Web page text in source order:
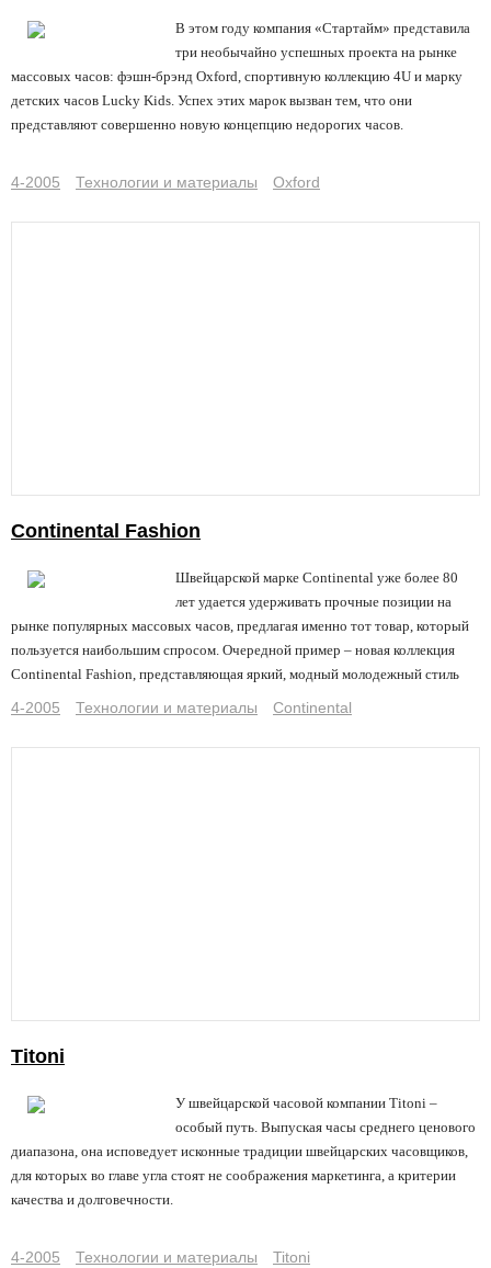
В этом году компания «Стартайм» представила
три необычайно успешных проекта на рынке
массовых часов: фэшн-брэнд Oxford, спортивную коллекцию 4U и марку
детских часов Lucky Kids. Успех этих марок вызван тем, что они
представляют совершенно новую концепцию недорогих часов.
4-2005 Технологии и материалы Oxford
Continental Fashion
Швейцарской марке Continental уже более 80
лет удается удерживать прочные позиции на
рынке популярных массовых часов, предлагая именно тот товар, который
пользуется наибольшим спросом. Очередной пример – новая коллекция
Continental Fashion, представляющая яркий, модный молодежный стиль
4-2005 Технологии и материалы Continental
Titoni
У швейцарской часовой компании Titoni –
особый путь. Выпуская часы среднего ценового
диапазона, она исповедует исконные традиции швейцарских часовщиков,
для которых во главе угла стоят не соображения маркетинга, а критерии
качества и долговечности.
4-2005 Технологии и материалы Titoni